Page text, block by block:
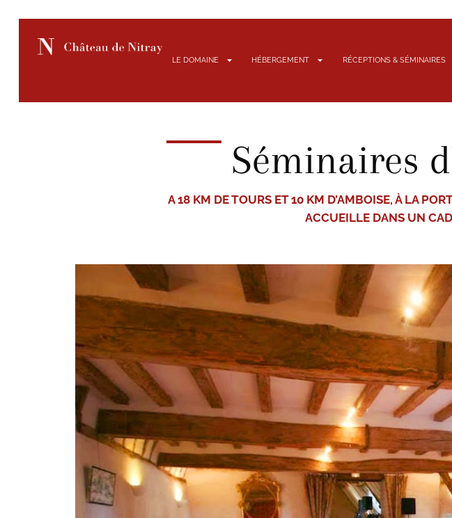
LE DOMAINE HÉBERGEMENT RÉCEPTIONS & SÉMINAIRES
Séminaires
A 18 KM DE TOURS ET 10 KM D’AMBOISE, À LA
ACCUEILLE DANS UN